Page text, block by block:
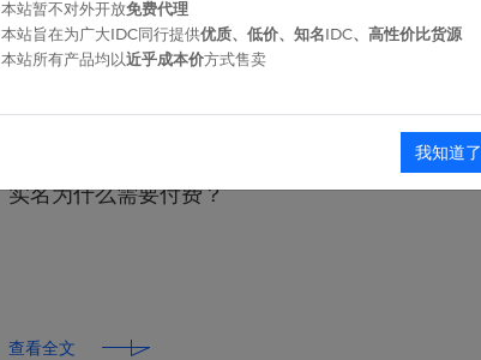
查看全文
实名为什么需要付费？
查看全文
本站暂不对外开放免费代理
本站旨在为广大IDC同行提供优质、低价、知名IDC、高性价比货源
本站所有产品均以近乎成本价方式售卖
我知道了